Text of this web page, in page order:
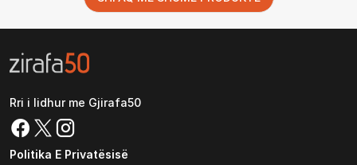
Rri i lidhur me Gjirafa50
Politika E Privatësisë